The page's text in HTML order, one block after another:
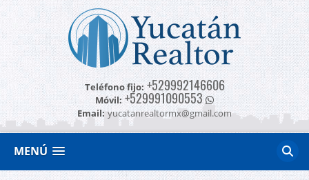
Teléfono fijo: +529992146606
Móvil: +529991090553
Email: yucatanrealtormx@gmail.com
MENÚ